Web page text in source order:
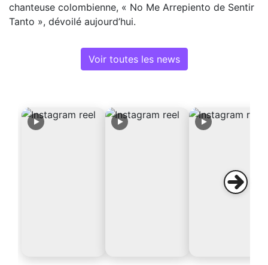
chanteuse colombienne, « No Me Arrepiento de Sentir
Tanto », dévoilé aujourd’hui.
Voir toutes les news